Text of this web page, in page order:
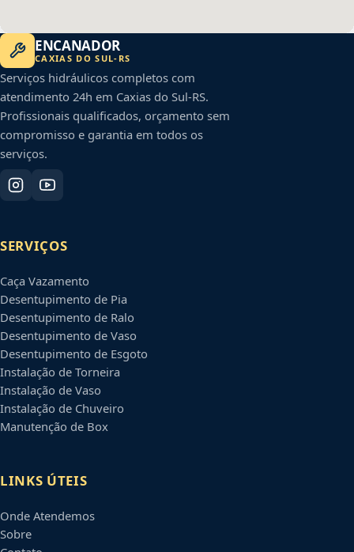
ENCANADOR
CAXIAS DO SUL- RS
Serviços hidráulicos completos com
atendimento 24h em Caxias do Sul-RS.
Profissionais qualificados, orçamento sem
compromisso e garantia em todos os
serviços.
SERVIÇOS
Caça Vazamento
Desentupimento de Pia
Desentupimento de Ralo
Desentupimento de Vaso
Desentupimento de Esgoto
Instalação de Torneira
Instalação de Vaso
Instalação de Chuveiro
Manutenção de Box
LINKS ÚTEIS
Onde Atendemos
Sobre